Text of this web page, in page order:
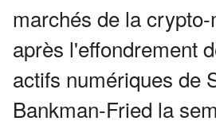
marchés de la
après l'effondrement
actifs numériques de
Bankman-Fried la